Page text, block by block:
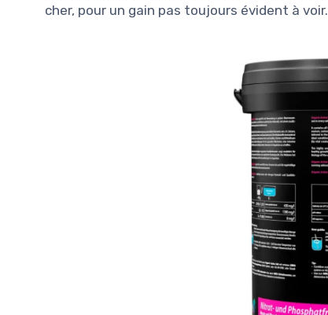
cher, pour un gain pas toujours évident à voir.